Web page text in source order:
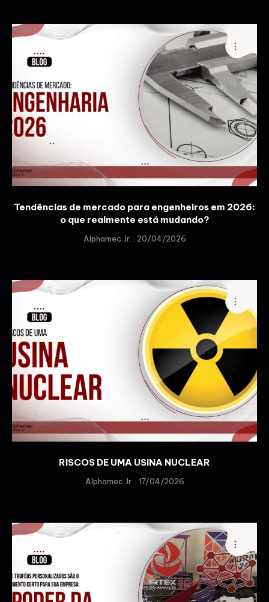
Tendências de mercado para engenheiros em 2026:
o que realmente está mudando?
Alphamec Jr. 20/04/2026
RISCOS DE UMA USINA NUCLEAR
Alphamec Jr. 17/04/2026